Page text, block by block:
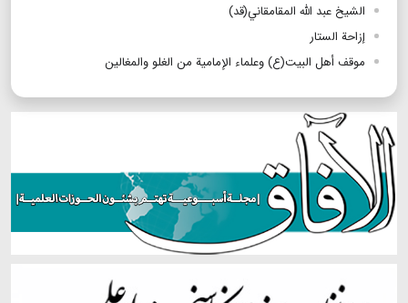
الشیخ عبد الله المقامقاني(قد)
إزاحة الستار
موقف أهل البيت(ع) وعلماء الإمامية من الغلو والمغالين